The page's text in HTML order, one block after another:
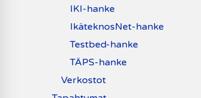
IKI-hanke
IkäteknosNet-hanke
Testbed-hanke
TÄPS-hanke
Verkostot